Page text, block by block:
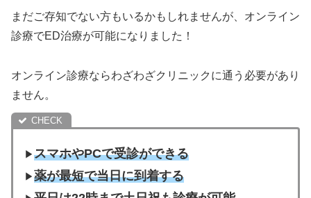
まだご存知でない方もいるかもしれませんが、オンライン
診療でED治療が可能になりました！
オンライン診療ならわざわざクリニックに通う必要があり
ません。
▶︎スマホやPCで受診ができる
▶︎薬が最短で当日に到着する